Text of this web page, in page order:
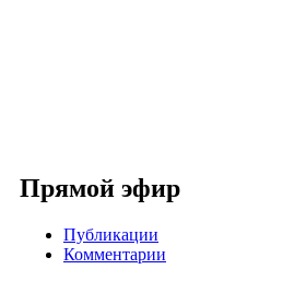
Прямой эфир
Публикации
Комментарии